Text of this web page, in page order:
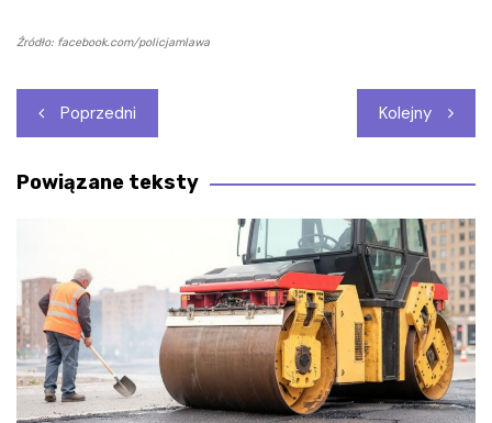
Źródło: facebook.com/policjamlawa
Nawigacja
wpisu
Poprzedni Kolejny
Powiązane teksty